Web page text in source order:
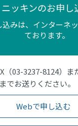
ニッキンのお申し
みは、インターネ
ております。
（03-3237-8124）ま
でお送りください。
Webで申し込む